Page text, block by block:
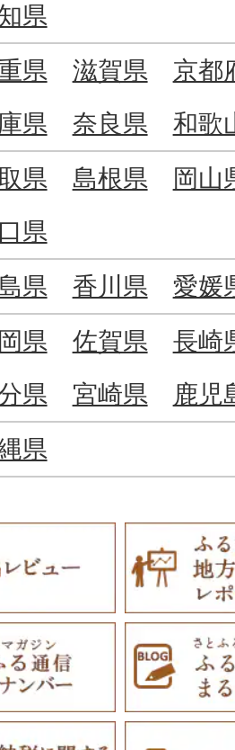
県
県 滋賀県
京都
県
奈良県 和歌
県 島根県
岡山
県
県 香川県 愛媛
県 佐賀県
長崎
県
宮崎県
鹿児
県